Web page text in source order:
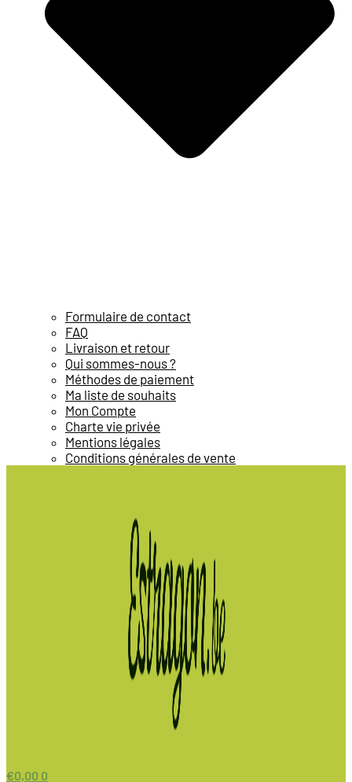
Formulaire de contact
FAQ
Livraison et retour
Qui sommes-nous ?
Méthodes de paiement
Ma liste de souhaits
Mon Compte
Charte vie privée
Mentions légales
Conditions générales de vente
€0,00 0